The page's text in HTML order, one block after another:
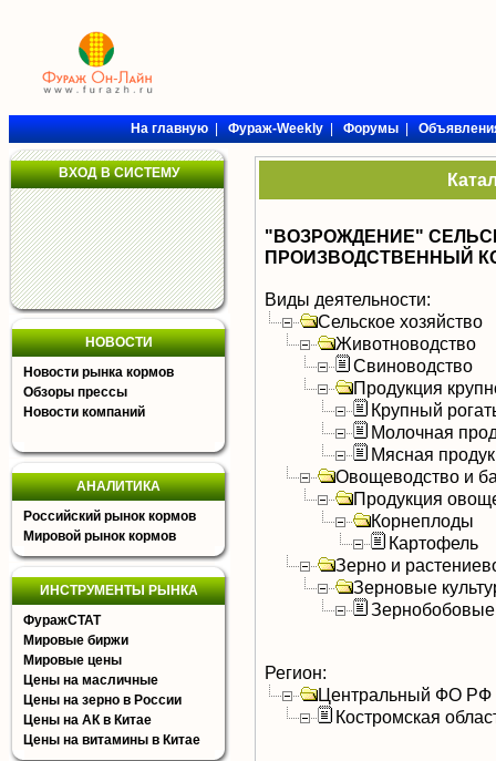
На главную|Фураж-Weekly|Форумы|
ВХОД В СИСТЕМУ
НОВОСТИ
Новости рынка кормов
Обзоры прессы
Новости компаний
АНАЛИТИКА
Российский рынок кормов
Мировой рынок кормов
ИНСТРУМЕНТЫ РЫНКА
ФуражСТАТ
Мировые биржи
Мировые цены
Цены на масличные
Цены на зерно в России
Цены на АК в Китае
Цены на витамины в Китае
"ВОЗРОЖДЕНИЕ"
ПРОИЗВОДСТВЕННЫЙ
Виды деятельности:
Сельское хозяйство
Животноводство
Свиноводство
Продукция
Крупный
Молочная
Мясная
Овощеводство и
Продукция
Корнеплоды
Картофель
Зерно и
Зерновые
Зернобобовые
Регион:
Центральный ФО РФ
Костромская